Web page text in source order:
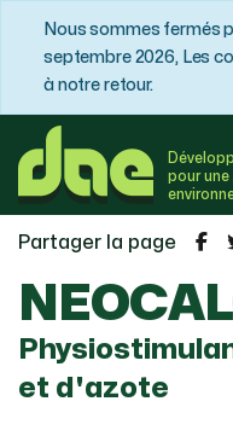
Nous sommes fermés
septembre 2026, Les
à notre retour.
pour
DAE France
NEOCALCIUM
Partager la page
et d'azote